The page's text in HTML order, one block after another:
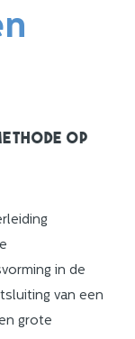
op
in de
van een
grote